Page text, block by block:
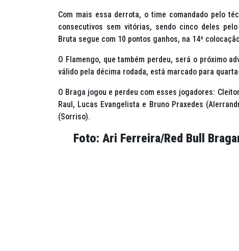
Com mais essa derrota, o time comandado pelo
consecutivos sem vitórias, sendo cinco deles
Bruta segue com 10 pontos ganhos, na 14ª
O Flamengo, que também perdeu, será o próximo
válido pela décima rodada, está marcado para
O Braga jogou e perdeu com esses jogadores:
Raul, Lucas Evangelista e Bruno Praxedes
(Sorriso).
Foto: Ari Ferreira/Red Bull